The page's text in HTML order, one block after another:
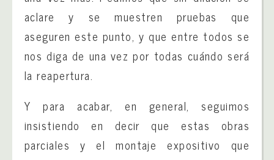
aclare y se muestren pruebas que
aseguren este punto, y que entre todos se
nos diga de una vez por todas cuándo será
la reapertura.
Y para acabar, en general, seguimos
insistiendo en decir que estas obras
parciales y el montaje expositivo que